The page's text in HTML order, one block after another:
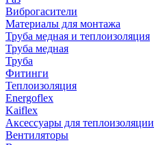
Виброгасители
Материалы для монтажа
Труба медная и теплоизоляция
Труба медная
Труба
Фитинги
Теплоизоляция
Energoflex
Kaiflex
Аксессуары для теплоизоляции
Вентиляторы